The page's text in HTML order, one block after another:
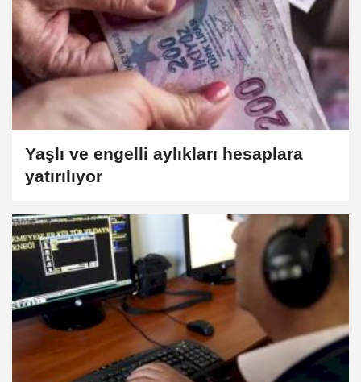
Yaşlı ve engelli aylıkları hesaplara
yatırılıyor